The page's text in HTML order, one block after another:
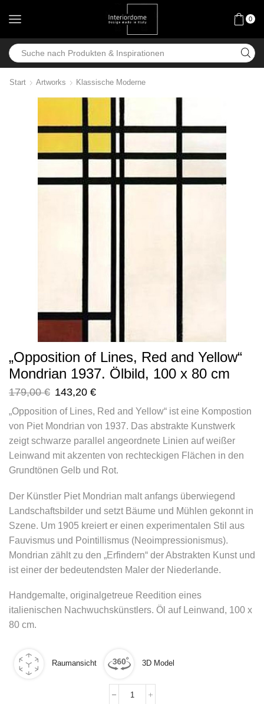
0
Start Artworks Klassische Moderne
„Opposition of Lines, Red and Yellow“
Mondrian 1937. Ölbild, 100 x 80 cm
179,00€ 143,20 €
„Opposition of Lines, Red and Yellow“ ist eine Kompostion
von Piet Mondrian von 1937. Das abstrakte Kunstwerk
zeigt schwarze parallel angeordnete Linien auf weißer
Leinwand mit akzenten von rechteckigen Flächen in den
Grundtönen Gelb und Rot.
Der Künstler Piet Mondrian malt anfangs überwiegend
Landschaftsbilder und setzt Bäume und Mühlen gekonnt in
Szene. Um 1905 kreiert er einen experimentalen Stil aus
Fauvismus und Pointillismus (Neoimpressionismus).
Mondrian zählt zu den „Erfindern“ der Abstrakten Kunst und
ist einer der bedeutendsten Maler der Niederlande.
Handgemalte, originalgetreue Reedition eines
italienischen Nachwuchskünstlers. Öl auf Leinwand, 100 x
80 cm.
Raumansicht 3D Model